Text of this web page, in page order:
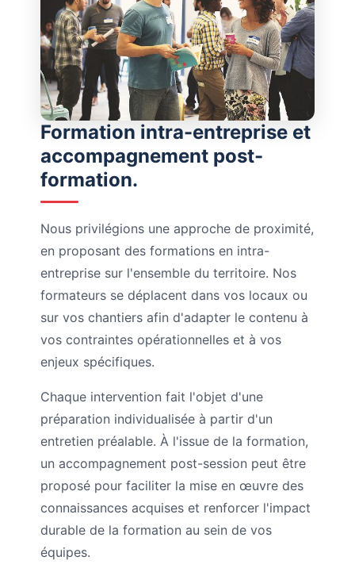
Formation intra-entreprise et
accompagnement post-
formation.
Nous privilégions une approche de proximité,
en proposant des formations en intra-
entreprise sur l'ensemble du territoire. Nos
formateurs se déplacent dans vos locaux ou
sur vos chantiers afin d'adapter le contenu à
vos contraintes opérationnelles et à vos
enjeux spécifiques.
Chaque intervention fait l'objet d'une
préparation individualisée à partir d'un
entretien préalable. À l'issue de la formation,
un accompagnement post-session peut être
proposé pour faciliter la mise en œuvre des
connaissances acquises et renforcer l'impact
durable de la formation au sein de vos
équipes.